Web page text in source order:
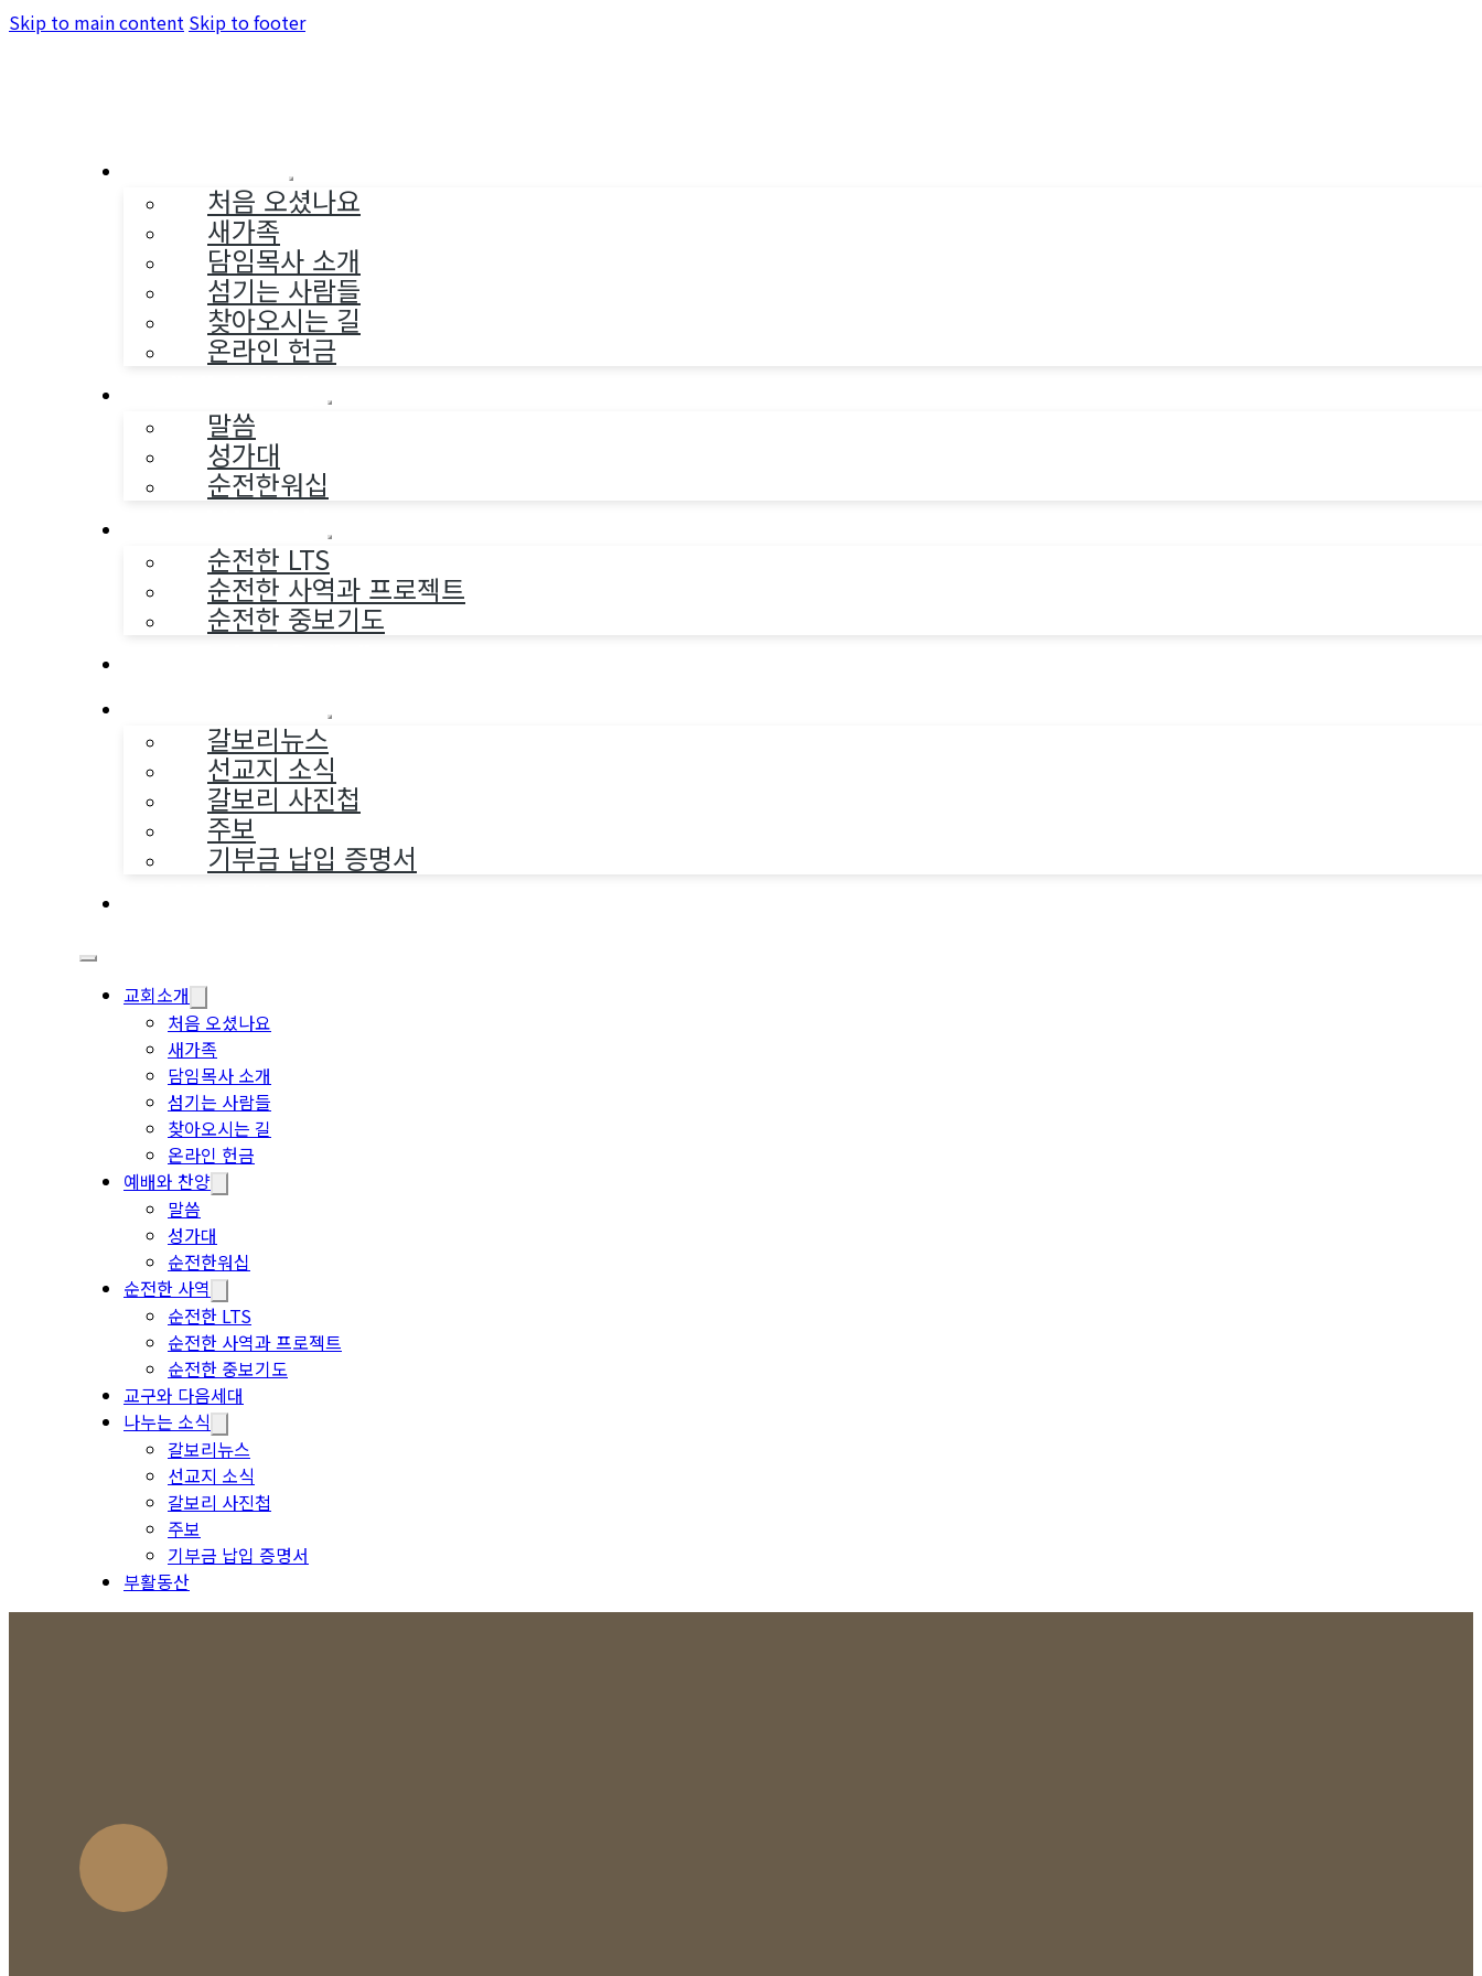
Skip to main content Skip to footer
처음 오셨나요
새가족
담임목사 소개
섬기는 사람들
찾아오시는 길
온라인 헌금
말씀
성가대
순전한워십
순전한 LTS
순전한 사역과 프로젝트
순전한 중보기도
갈보리뉴스
선교지 소식
갈보리 사진첩
주보
기부금 납입 증명서
교회소개
처음 오셨나요
새가족
담임목사 소개
섬기는 사람들
찾아오시는 길
온라인 헌금
예배와 찬양
말씀
성가대
순전한워십
순전한 사역
순전한 LTS
순전한 사역과 프로젝트
순전한 중보기도
교구와 다음세대
나누는 소식
갈보리뉴스
선교지 소식
갈보리 사진첩
주보
기부금 납입 증명서
부활동산